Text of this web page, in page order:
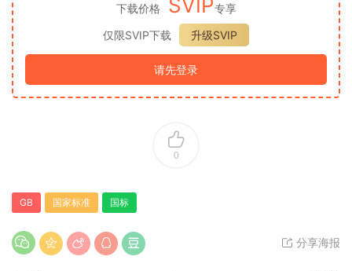
下载价格 SVIP专享
仅限SVIP下载
升级SVIP
请先登录
0
GB 国家标准 国标
分享海报